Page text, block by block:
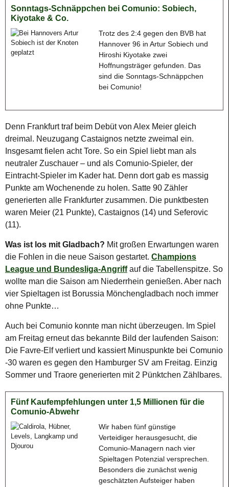
Sonntags-Schnäppchen bei Comunio: Sobiech,
Kiyotake & Co.
Trotz des 2:4 gegen den BVB hat
Hannover 96 in Artur Sobiech und
Hiroshi Kiyotake zwei
Hoffnungsträger gefunden. Das
sind die Sonntags-Schnäppchen
bei Comunio!
Denn Frankfurt traf beim Debüt von Alex Meier gleich
dreimal. Neuzugang Castaignos netzte zweimal ein.
Insgesamt fielen acht Tore. So ein Spiel liebt man als
neutraler Zuschauer – und als Comunio-Spieler, der
Eintracht-Spieler im Kader hat. Denn dort gab es massig
Punkte am Wochenende zu holen. Satte 90 Zähler
generierten alle Frankfurter zusammen. Die punktbesten
waren Meier (21 Punkte), Castaignos (14) und Seferovic
(11).
Was ist los mit Gladbach? Mit großen Erwartungen waren
die Fohlen in die neue Saison gestartet. Champions
League und Bundesliga-Angriffauf die Tabellenspitze. So
wollte man die Saison am Niederrhein genießen. Aber nach
vier Spieltagen ist Borussia Mönchengladbach noch immer
ohne Punkte…
Auch bei Comunio konnte man nicht überzeugen. Im Spiel
am Freitag erneut das bekannte Bild der laufenden Saison:
Die Favre-Elf verliert und kassiert Minuspunkte bei Comunio
-30 waren es gegen den Hamburger SV am Freitag. Einzig
Sommer und Traore generierten mit 2 Pünktchen Zählbares.
Fünf Kaufempfehlungen unter 1,5 Millionen für die
Comunio-Abwehr
Wir haben fünf günstige
Verteidiger herausgesucht, die
Comunio-Managern nach vier
Spieltagen Potenzial versprechen.
Besonders die zunächst wenig
geschätzten Aufsteiger haben